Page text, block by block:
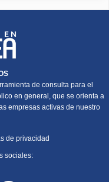
de consulta para el
en general, que se orienta a
empresas activas de nuestro
de privacidad
sociales: